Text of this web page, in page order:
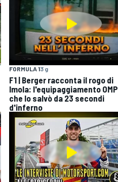
FORMULA 13 g
F1 | Berger racconta il rogo di
Imola: l'equipaggiamento OMP
che lo salvò da 23 secondi
d'inferno